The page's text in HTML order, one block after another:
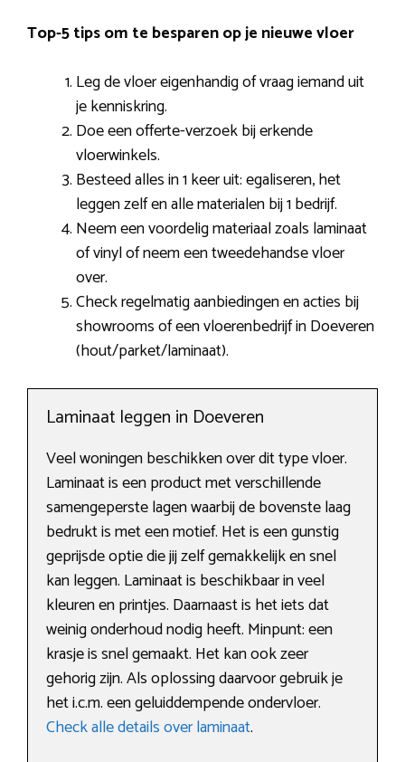
Top-5 tips om te besparen op je nieuwe vloer
Leg de vloer eigenhandig of vraag iemand uit
je kenniskring.
Doe een offerte-verzoek bij erkende
vloerwinkels.
Besteed alles in 1 keer uit: egaliseren, het
leggen zelf en alle materialen bij 1 bedrijf.
Neem een voordelig materiaal zoals laminaat
of vinyl of neem een tweedehandse vloer
over.
Check regelmatig aanbiedingen en acties bij
showrooms of een vloerenbedrijf in Doeveren
(hout/parket/laminaat).
Laminaat leggen in Doeveren
Veel woningen beschikken over dit type vloer.
Laminaat is een product met verschillende
samengeperste lagen waarbij de bovenste laag
bedrukt is met een motief. Het is een gunstig
geprijsde optie die jij zelf gemakkelijk en snel
kan leggen. Laminaat is beschikbaar in veel
kleuren en printjes. Daarnaast is het iets dat
weinig onderhoud nodig heeft. Minpunt: een
krasje is snel gemaakt. Het kan ook zeer
gehorig zijn. Als oplossing daarvoor gebruik je
het i.c.m. een geluiddempende ondervloer.
Check alle details over laminaat.